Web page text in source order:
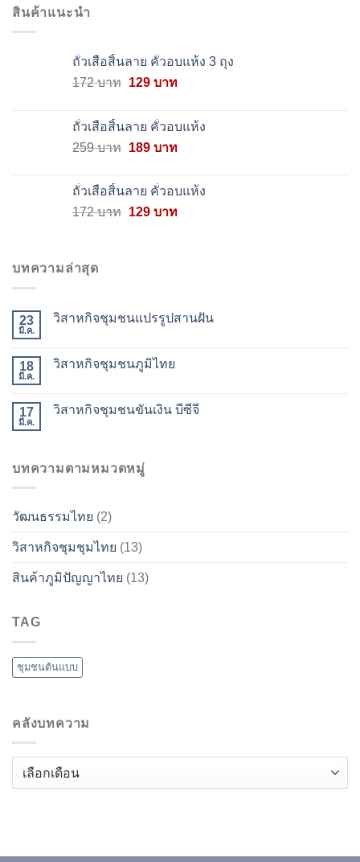
สินค้าแนะนำ
ถั่วเสือสิ้นลาย คั่วอบแห้ง 3 ถุง
172บาท Original
172 บาท.
129 บาทCurrent
129 บาท.
ถั่วเสือสิ้นลาย คั่วอบแห้ง
259บาท Original
259 บาท.
189 บาทCurrent
189 บาท.
ถั่วเสือสิ้นลาย คั่วอบแห้ง
172บาท Original
129 บาทCurrent
บทความล่าสุด
23
มี.ค.
วิสาหกิจชุมชนแปรรูปสานฝัน
18
มี.ค.
วิสาหกิจชุมชนภูมิไทย
17
มี.ค.
วิสาหกิจชุมชนขันเงิน บีซีจี
บทความตามหมวดหมู่
วัฒนธรรมไทย (2)
วิสาหกิจชุมชุมไทย (13)
สินค้าภูมิปัญญาไทย (13)
TAG
ชุมชนต้นแบบ
คลังบทความ
คลัง